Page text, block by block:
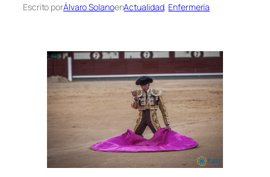
Escrito porÁlvaro SolanoenActualidad, Enfermería